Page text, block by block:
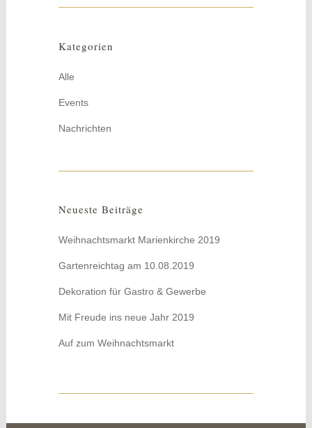
Kategorien
Alle
Events
Nachrichten
Neueste Beiträge
Weihnachtsmarkt Marienkirche 2019
Gartenreichtag am 10.08.2019
Dekoration für Gastro & Gewerbe
Mit Freude ins neue Jahr 2019
Auf zum Weihnachtsmarkt